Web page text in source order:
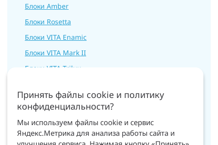
Блоки Amber
Блоки Rosetta
Блоки VITA Enamic
Блоки VITA Mark II
Блоки VITA Trilux
Блоки VITA RealLife
Блоки VITA цирконий для Cerec
Фрезы для ZirkonZahn M1
Принять файлы cookie и политику
конфиденциальности?
Мы используем файлы cookie и сервис
Яндекс.Метрика для анализа работы сайта и